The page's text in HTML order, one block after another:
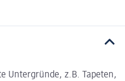
Untergründe, z.B. Tapeten,